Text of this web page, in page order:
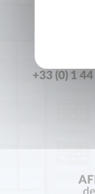
+33 (0) 1